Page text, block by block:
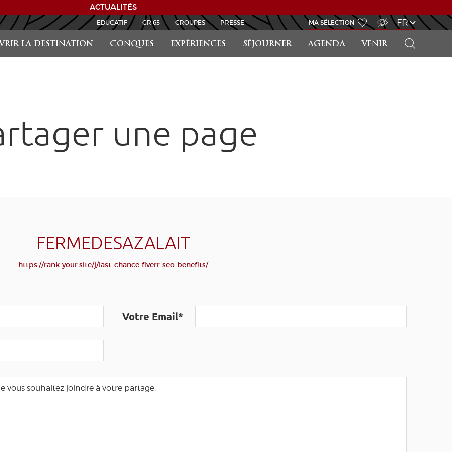
ACTUALITÉS
LA DESTINATION CONQUES EXPÉRIENCES SÉJOURNER AGENDA VENIR
EDUCATIF GR 65 GROUPES PRESSE MA SÉLECTION FR
une page
FERMEDESAZALAIT
https://rank-your.site/j/last-chance-fiverr-seo-benefits/
Votre Email*